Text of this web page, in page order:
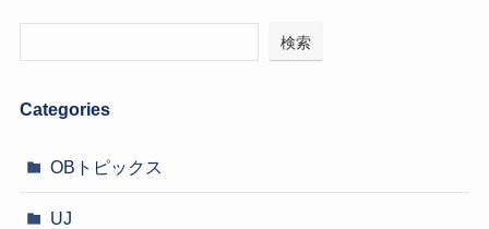
検索
Categories
OBトピックス
UJ